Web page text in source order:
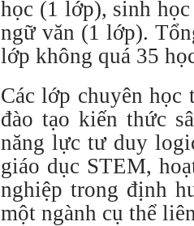
học (1 lớp), sinh
ngữ văn (1 lớp).
lớp không quá 35
Các lớp chuyên học
đào tạo kiến thức
năng lực tư duy
giáo dục STEM,
nghiệp trong định
một ngành cụ thể